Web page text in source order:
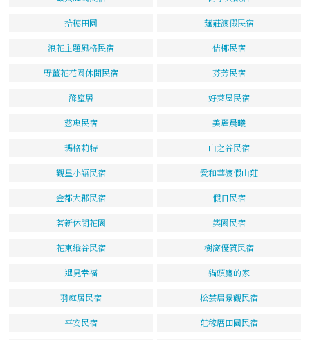
拾穗田園 蓮莊渡假民宿
浪花主題風格民宿 佶椰民宿
野薑花花園休閒民宿 芬芳民宿
滌塵居 好萊屋民宿
慈惠民宿 美麗晨曦
瑪格莉特 山之谷民宿
觀星小語民宿 愛和華渡假山莊
金都大郡民宿 假日民宿
茗新休閒花園 築園民宿
花東縱谷民宿 樹窩優質民宿
遇見幸福 貓頭鷹的家
羽庭居民宿 松芸居景觀民宿
平安民宿 莊稼厝田園民宿